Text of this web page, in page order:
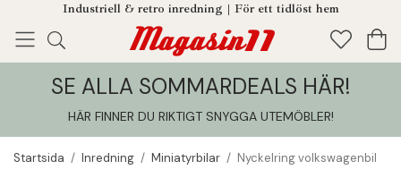
Industriell & retro inredning | För ett tidlöst hem
Enjoy! Tillagt i din varukorg
SE ALLA SOMMARDEALS HÄR!
HÄR FINNER DU RIKTIGT SNYGGA UTEMÖBLER!
Startsida / Inredning / Miniatyrbilar / Nyckelring volkswagenbil